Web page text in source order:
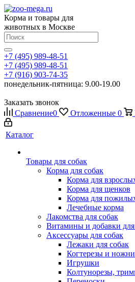
Корма и товары для
животных в Москве
+7 (495) 989-48-51
+7 (495) 989-48-51
+7 (916) 903-74-35
понедельник-пятница: 9.00-19.00
Заказать звонок
Сравнение0 Отложенные 0
Каталог
Товары для собак
Корма для собак
Корма для
Корма для щенков
Корма для
Лечебные корма
Лакомства для собак
Витамины и добавки для
Аксессуары для собак
Лежаки для собак
Когтерезы и
Игрушки
Колтунорезы,